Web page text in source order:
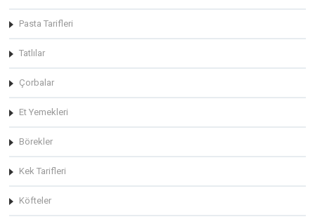
Pasta Tarifleri
Tatlılar
Çorbalar
Et Yemekleri
Börekler
Kek Tarifleri
Köfteler